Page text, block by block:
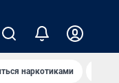
наркотиками